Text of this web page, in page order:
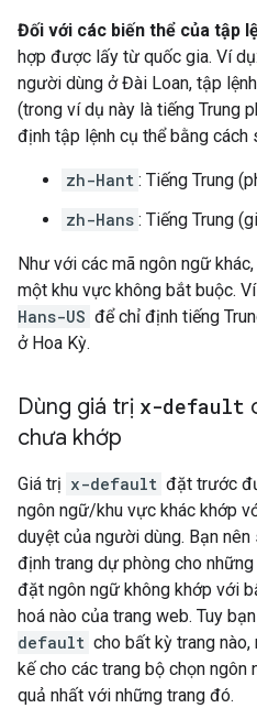
Đối với các biến thể của tập
hợp được lấy từ quốc gia. Ví
người dùng ở Đài Loan, tập
(trong ví dụ này là tiếng Trung
định tập lệnh cụ thể bằng cách
zh-Hant : Tiếng Trung
zh-Hans : Tiếng Trung
Như với các mã ngôn ngữ
một khu vực không bắt buộc.
Hans-US để chỉ định tiếng
ở Hoa Kỳ.
Dùng giá trị x-default
chưa khớp
Giá trị x-default đặt trước
ngôn ngữ/khu vực khác khớp
duyệt của người dùng. Bạn
định trang dự phòng cho
đặt ngôn ngữ không khớp với
hoá nào của trang web. Tuy
default cho bất kỳ trang
kế cho các trang bộ chọn ngôn
quả nhất với những trang đó.